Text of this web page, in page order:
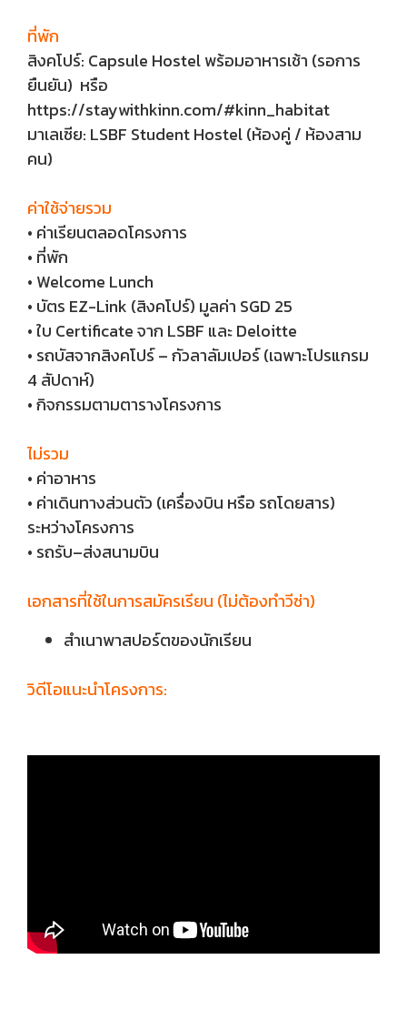
ที่พัก
สิงคโปร์: Capsule Hostel พร้อมอาหารเช้า (รอการ
ยืนยัน) หรือ
https://staywithkinn.com/#kinn_habitat
มาเลเซีย: LSBF Student Hostel (ห้องคู่ / ห้องสาม
คน)
ค่าใช้จ่ายรวม
• ค่าเรียนตลอดโครงการ
• ที่พัก
• Welcome Lunch
• บัตร EZ-Link (สิงคโปร์) มูลค่า SGD 25
• ใบ Certificate จาก LSBF และ Deloitte
• รถบัสจากสิงคโปร์ – กัวลาลัมเปอร์ (เฉพาะโปรแกรม
4 สัปดาห์)
• กิจกรรมตามตารางโครงการ
ไม่รวม
• ค่าอาหาร
• ค่าเดินทางส่วนตัว (เครื่องบิน หรือ รถโดยสาร)
ระหว่างโครงการ
• รถรับ–ส่งสนามบิน
เอกสารที่ใช้ในการสมัครเรียน (ไม่ต้องทำวีซ่า)
สำเนาพาสปอร์ตของนักเรียน
วิดีโอแนะนำโครงการ: